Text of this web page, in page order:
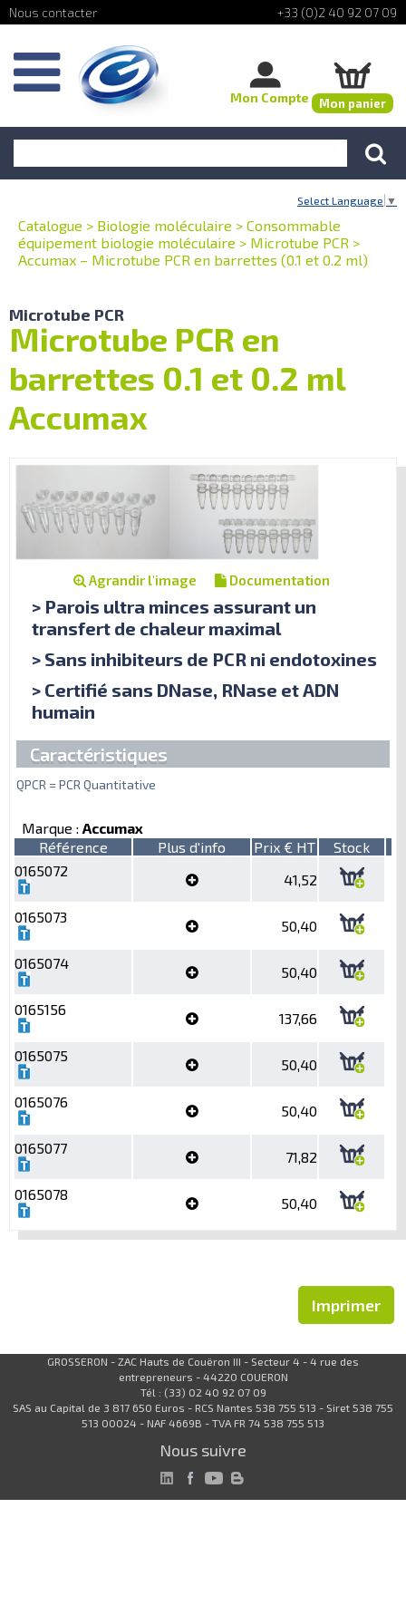
+33 (0)2 40 92 07 09
Mon Compte Mon panier
Select Language ▼
Catalogue > Biologie moléculaire > Consommable
équipement biologie moléculaire > Microtube PCR >
Accumax – Microtube PCR en barrettes (0.1 et 0.2 ml)
Microtube PCR
Microtube PCR en
barrettes 0.1 et 0.2 ml
Accumax
Agrandir l'image Documentation
> Parois ultra minces assurant un
transfert de chaleur maximal
> Sans inhibiteurs de PCR ni endotoxines
> Certifié sans DNase, RNase et ADN
humain
Caractéristiques
QPCR = PCR Quantitative
Marque : Accumax
Référence
Plus d'info Prix € HT
Stock
0165072
41,52
0165073
50,40
0165074
50,40
0165156
137,66
0165075
50,40
0165076
50,40
0165077
71,82
0165078
50,40
Imprimer
GROSSERON - ZAC Hauts de Couëron III - Secteur 4 - 4 rue des
entrepreneurs - 44220 COUERON
Tél : (33) 02 40 92 07 09
SAS au Capital de 3 817 650 Euros - RCS Nantes 538 755 513 - Siret 538 755
513 00024 - NAF 4669B - TVA FR 74 538 755 513
Nous suivre